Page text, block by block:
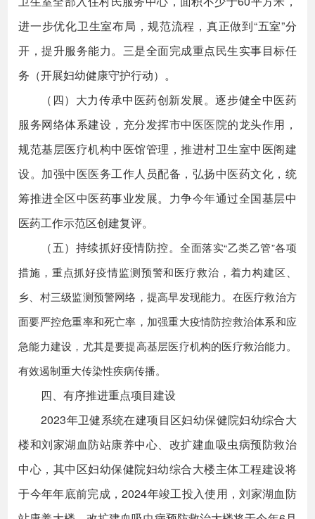
进一步优化卫生室布局，规范流程，真正做到“五室”分
开，提升服务能力。三是全面完成重点民生实事目标任
务（开展妇幼健康守护行动）。
（四）大力传承中医药创新发展。逐步健全中医药
服务网络体系建设，充分发挥市中医医院的龙头作用，
规范基层医疗机构中医馆管理，推进村卫生室中医阁建
设。加强中医医务工作人员配备，弘扬中医药文化，统
筹推进全区中医药事业发展。力争今年通过全国基层中
医药工作示范区创建复评。
（五）持续抓好疫情防控。全面落实“乙类乙管”各项
措施，重点抓好疫情监测预警和医疗救治，着力构建区、
乡、村三级监测预警网络，提高早发现能力。在医疗救治方
面要严控危重率和死亡率，加强重大疫情防控救治体系和应
急能力建设，尤其是要提高基层医疗机构的医疗救治能力。
有效遏制重大传染性疾病传播。
四、有序推进重点项目建设
2023年卫健系统在建项目区妇幼保健院妇幼综合大
楼和刘家湖血防站康养中心、改扩建血吸虫病预防救治
中心，其中区妇幼保健院妇幼综合大楼主体工程建设将
于今年年底前完成，2024年竣工投入使用，刘家湖血防